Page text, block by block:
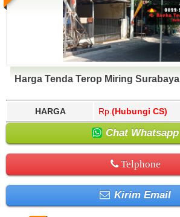
Harga Tenda Terop Miring Surabaya
HARGA Rp. (Hubungi CS)
Chat Whatsapp
Telphone
Kirim Email